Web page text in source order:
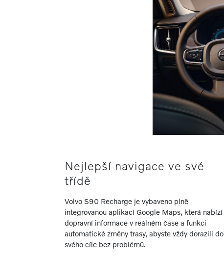
Nejlepší navigace ve své
třídě
Volvo S90 Recharge je vybaveno plně
integrovanou aplikací Google Maps, která nabízí
dopravní informace v reálném čase a funkci
automatické změny trasy, abyste vždy dorazili do
svého cíle bez problémů.